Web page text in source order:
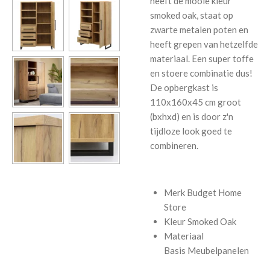
smoked oak, staat op
zwarte metalen poten en
heeft grepen van hetzelfde
materiaal. Een super toffe
en stoere combinatie dus!
De opbergkast is
110x160x45 cm groot
(bxhxd) en is door z'n
tijdloze look goed te
combineren.
Merk Budget Home
Store
KleurSmoked Oak
Materiaal
Basis Meubelpanelen